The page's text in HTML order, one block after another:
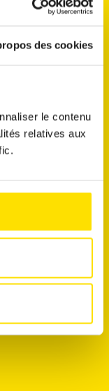
des cookies
le contenu
relatives aux
au vendredi de
au vendredi de